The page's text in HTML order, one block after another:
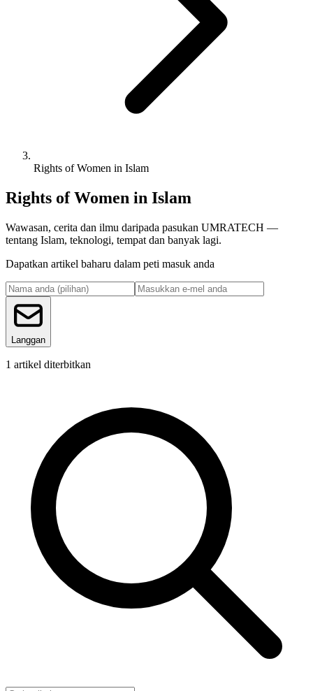
Rights of Women in Islam
Rights of Women in Islam
Wawasan, cerita dan ilmu daripada pasukan UMRATECH —
tentang Islam, teknologi, tempat dan banyak lagi.
Dapatkan artikel baharu dalam peti masuk anda
Langgan
1 artikel diterbitkan